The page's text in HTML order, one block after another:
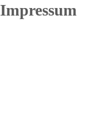
Impressum